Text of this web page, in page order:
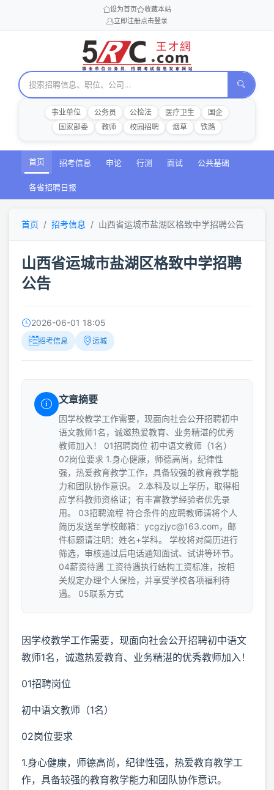
设为首页
收藏本站
立即注册点击登录
事业单位 公务员 公检法 医疗卫生
国企
国家部委
教师 校园招聘 烟草 铁路
首页 招考信息 申论 行测 面试 公共基础
各省招聘日报
首页 招考信息 山西省运城市盐湖区格致中学招聘公告
山西省运城市盐湖区格致中学招聘
公告
2026-06-01 18:05
招考信息 运城
文章摘要
因学校教学工作需要，现面向社会公开招聘初中
语文教师1名，诚邀热爱教育、业务精湛的优秀
教师加入！ 01招聘岗位 初中语文教师（1名）
02岗位要求 1.身心健康，师德高尚，纪律性
强，热爱教育教学工作，具备较强的教育教学能
力和团队协作意识。 2.本科及以上学历，取得相
应学科教师资格证；有丰富教学经验者优先录
用。 03招聘流程 符合条件的应聘教师请将个人
简历发送至学校邮箱：ycgzjyc@163.com，邮
件标题请注明：姓名+学科。 学校将对简历进行
筛选，审核通过后电话通知面试、试讲等环节。
04薪资待遇 工资待遇执行结构工资标准，按相
关规定办理个人保险，并享受学校各项福利待
遇。 05联系方式
因学校教学工作需要，现面向社会公开招聘初中语文
教师1名，诚邀热爱教育、业务精湛的优秀教师加入！
01招聘岗位
初中语文教师（1名）
02岗位要求
1.身心健康，师德高尚，纪律性强，热爱教育教学工
作，具备较强的教育教学能力和团队协作意识。